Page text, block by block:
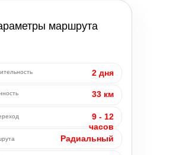
маршрута
2 дня
33 км
9 - 12
часов
Радиальный